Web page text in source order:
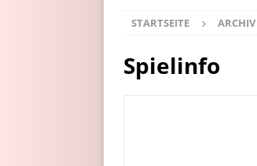
STARTSEITE ARCHIV
Spielinfo